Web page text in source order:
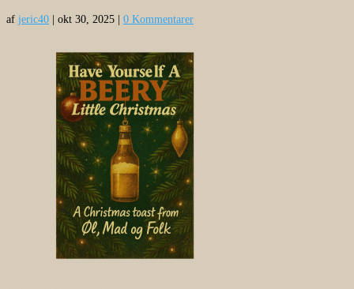
af jeric40 okt 30, 2025 0 Kommentarer